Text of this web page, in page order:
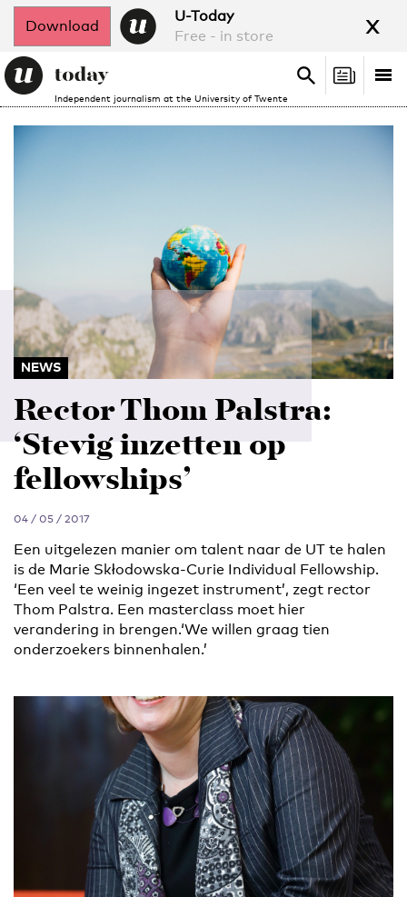
Download
U-Today
Free - in store
x
Independent journalism at the University of Twente
Search
Search
NEWS
Rector Thom Palstra:
‘Stevig inzetten op
fellowships’
04 / 05 / 2017
Een uitgelezen manier om talent naar de UT te halen
is de Marie Skłodowska-Curie Individual Fellowship.
‘Een veel te weinig ingezet instrument’, zegt rector
Thom Palstra. Een masterclass moet hier
verandering in brengen.‘We willen graag tien
onderzoekers binnenhalen.’